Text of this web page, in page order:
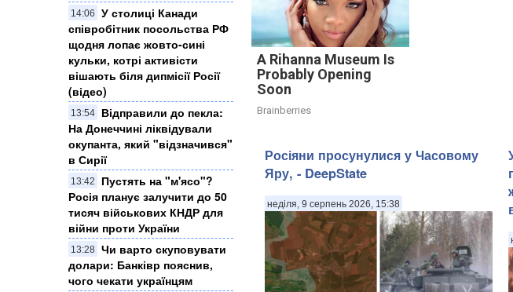
14:06
У столиці Канади
співробітник посольства РФ
щодня лопає жовто-сині
кульки, котрі активісти
вішають біля дипмісії Росії
(відео)
13:54
Відправили до пекла:
На Донеччині ліквідували
окупанта, який "відзначився"
в Сирії
13:42
Пустять на "м'ясо"?
Росія планує залучити до 50
тисяч військових КНДР для
війни проти України
13:28 Чи варто скуповувати
долари: Банківр пояснив,
чого чекати українцям
A Rihanna Museum Is
Probably Opening
Soon
Brainberries
Росіяни просунулися у Часовому
Яру, - DeepState
неділя, 9 серпень 2026, 15:38